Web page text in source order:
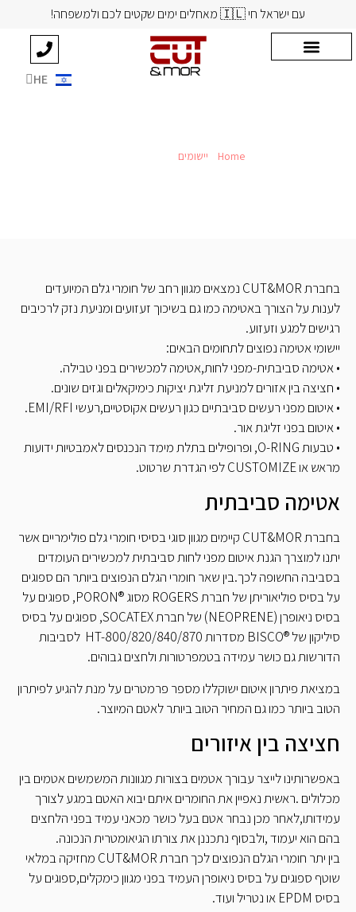
עם ישראל חי 🇮🇱 מאחלים ימים שקטים לכם ולמשפחה!
HE
EN
Home יישומים
בחברת CUT&MOR נמצאים מגוון רחב של חומרי גלם המיועדים
לענות על הצורך באטימה כמו גם בשיכוך זעזועים ומניעת נזק לרכיבים
רגישים למגע וזעזוע.
יישומי אטימה נפוצים לתחומים הבאים:
• אטימה סביבתית-מפני לחות,אטימה למכשירים בפני טבילה.
• חציצה בין אזורים למניעת זליגת יציקות כימיקאלים וגזים שונים.
• איטום מפני רעשים סביבתיים כגון רעשים אקוסטיים,רעשי EMI/RFI.
• איטום בפני זליגת אור.
• טבעות O-RING, ופרופילים בתלת מימד הנכנסים לאמבטיות ידועות
מראש או CUSTOMIZE לפי הגדרת שרטוט.
אטימה סביבתית
בחברת CUT&MOR קיימים מגוון סוגי בסיסי חומרי גלם פולימריים אשר
יתנו למוצרך הגנת איטום מפני לחות סביבתית למכשירים העומדים
בסביבה החשופה לכך.בין שאר חומרי הגלם הנפוצים ביותר הם ספוגים
על בסיס פוליאוריתן של חברת ROGERS מסוג ®PORON, ספוגים על
בסיס ניאופרן (NEOPRENE) של חברת SOCATEX, ספוגים על בסיס
סיליקון של ®BISCO מסדרות HT-800/820/840/870 לסביבות
הדורשות גם כושר עמידה בטמפרטורות ולחצים גבוהים.
במציאת פיתרון איטום ישוקללו מספר פרמטרים על מנת להגיע לפיתרון
הטוב ביותר כמו גם המחיר הטוב ביותר לאטם המיוצר.
חציצה בין איזורים
באפשרותינו לייצר עבורך אטמים בצורות מגוונות המשמשים אטמים בין
מכלולים .ראשית נאפיין את החומרים איתם יבוא האטם במגע לצורך
עמידותו,לאחר מכן נבחר אטם בעל כושר מכאני עמיד בפני הלחצים
בהם הוא יעמוד ,ולבסוף נתכננן את צורתו הגיאומטרית הנכונה.
בין יתר חומרי הגלם הנפוצים לכך חברת CUT&MOR מחזיקה במלאי
שוטף ספוגים על בסיס ניאופרן העמיד בפני מגוון כימקלים,ספוגים על
בסיס EPDM או נטריל ועוד.